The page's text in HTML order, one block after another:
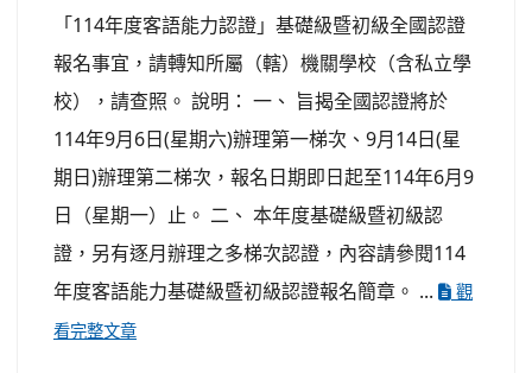
「114年度客語能力認證」基礎級暨初級全國認證
報名事宜，請轉知所屬（轄）機關學校（含私立學
校），請查照。 說明： 一、 旨揭全國認證將於
114年9月6日(星期六)辦理第一梯次、9月14日(星
期日)辦理第二梯次，報名日期即日起至114年6月9
日（星期一）止。 二、 本年度基礎級暨初級認
證，另有逐月辦理之多梯次認證，內容請參閱114
年度客語能力基礎級暨初級認證報名簡章。 ...
觀
看完整文章